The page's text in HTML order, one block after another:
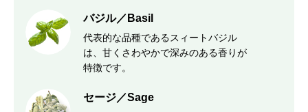
バジル／Basil
代表的な品種であるスィートバジル
は、甘くさわやかで深みのある香りが
特徴です。
セージ／Sage